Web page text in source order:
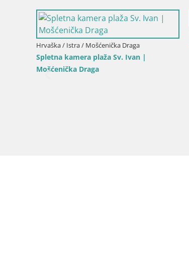
Hrvaška / Istra / Mošćenička Draga
Spletna kamera plaža Sv. Ivan |
Mošćenička Draga